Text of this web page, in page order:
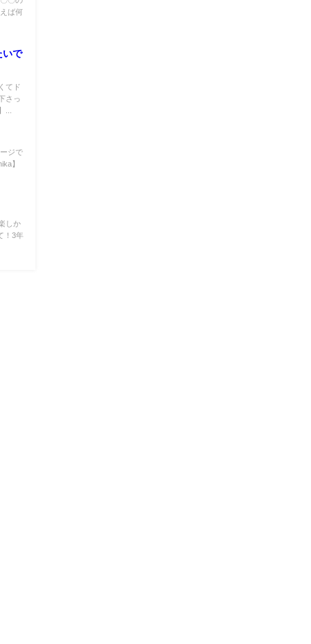
ば何
いで
てド
さっ
ジで
】
しか
！3年